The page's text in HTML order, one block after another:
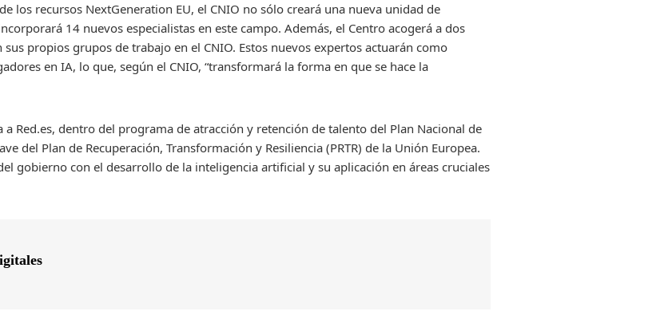
los recursos NextGeneration EU, el CNIO no sólo creará una nueva unidad de
14 nuevos especialistas en este campo. Además, el Centro acogerá a dos
propios grupos de trabajo en el CNIO. Estos nuevos expertos actuarán como
en IA, lo que, según el CNIO, “transformará la forma en que se hace la
a Red.es, dentro del programa de atracción y retención de talento del Plan Nacional de
del Plan de Recuperación, Transformación y Resiliencia (PRTR) de la Unión Europea.
gobierno con el desarrollo de la inteligencia artificial y su aplicación en áreas cruciales